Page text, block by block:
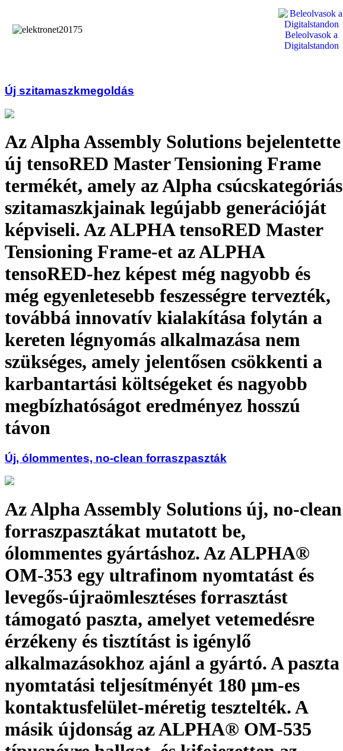
Beleolvasok a
Digitalstandon
Új szitamaszkmegoldás
Az Alpha Assembly Solutions bejelentette
új tensoRED Master Tensioning Frame
termékét, amely az Alpha csúcskategóriás
szitamaszkjainak legújabb generációját
képviseli. Az ALPHA tensoRED Master
Tensioning Frame-et az ALPHA
tensoRED-hez képest még nagyobb és
még egyenletesebb feszességre tervezték,
továbbá innovatív kialakítása folytán a
kereten légnyomás alkalmazása nem
szükséges, amely jelentősen csökkenti a
karbantartási költségeket és nagyobb
megbízhatóságot eredményez hosszú
távon
Új, ólommentes, no-clean forraszpaszták
Az Alpha Assembly Solutions új, no-clean
forraszpasztákat mutatott be,
ólommentes gyártáshoz. Az ALPHA®
OM-353 egy ultrafinom nyomtatást és
levegős-újraömlesztéses forrasztást
támogató paszta, amelyet vetemedésre
érzékeny és tisztítást is igénylő
alkalmazásokhoz ajánl a gyártó. A paszta
nyomtatási teljesítményét 180 µm-es
kontaktusfelület-méretig tesztelték. A
másik újdonság az ALPHA® OM-535